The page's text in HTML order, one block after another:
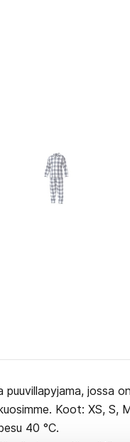
puuvillapyjama, jossa
Koot: XS, S,
40 °C.